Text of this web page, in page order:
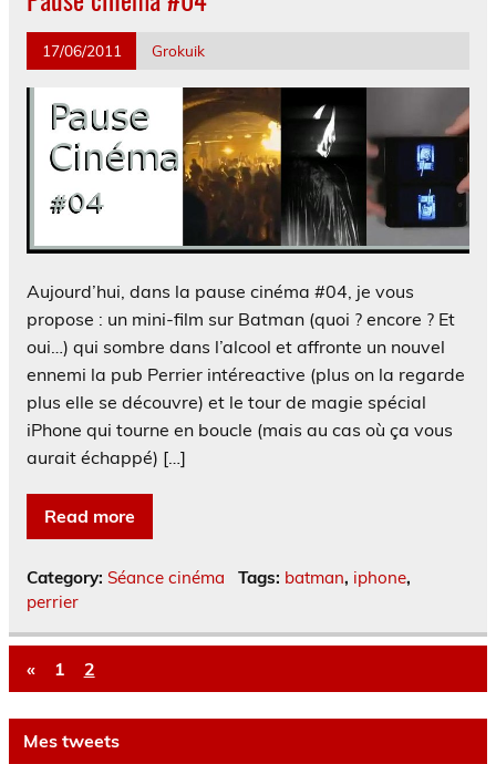
17/06/2011 Grokuik
Aujourd’hui, dans la pause cinéma #04, je vous
propose : un mini-film sur Batman (quoi ? encore ? Et
oui…) qui sombre dans l’alcool et affronte un nouvel
ennemi la pub Perrier intéreactive (plus on la regarde
plus elle se découvre) et le tour de magie spécial
iPhone qui tourne en boucle (mais au cas où ça vous
aurait échappé) […]
Read more
Category: Séance cinéma Tags: batman, iphone,
perrier
« 1 2
Mes tweets